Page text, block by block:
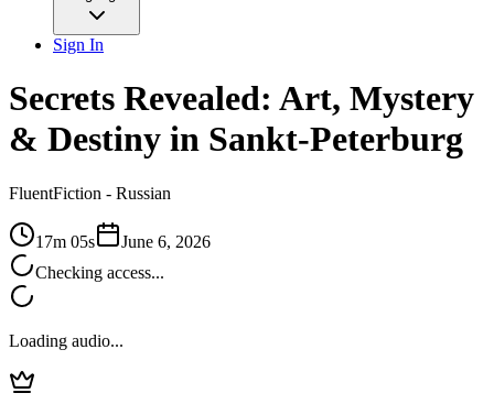
Sign In
Secrets Revealed: Art, Mystery
& Destiny in Sankt-Peterburg
FluentFiction - Russian
17m 05s
June 6, 2026
Checking access...
Loading audio...